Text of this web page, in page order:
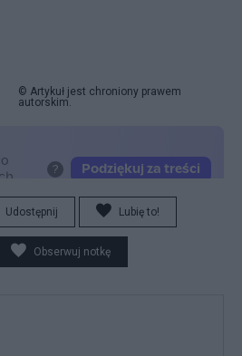
© Artykuł jest chroniony prawem
autorskim.
Udostępnij Lubię to!
Obserwuj notkę